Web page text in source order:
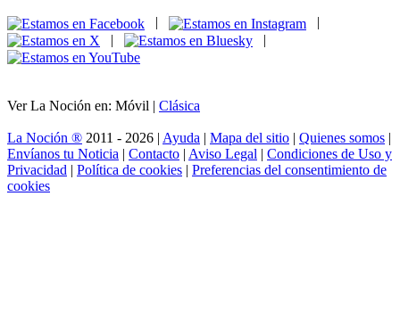
|
|
Ver La Noción en: Móvil | Clásica
La Noción ® 2011 - 2026 | Ayuda | Mapa del sitio | Quienes somos |
Envíanos tu Noticia | Contacto | Aviso Legal | Condiciones de Uso y
Privacidad | Política de cookies | Preferencias del consentimiento de
cookies